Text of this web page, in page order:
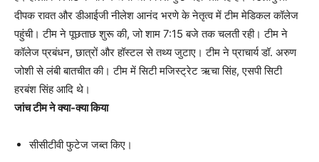
दीपक रावत और डीआईजी नीलेश आनंद भरणे के नेतृत्व में टीम मेडिकल कॉलेज
पहुंची। टीम ने पूछताछ शुरू की, जो शाम 7:15 बजे तक चलती रही। टीम ने
कॉलेज प्रबंधन, छात्रों और हॉस्टल से तथ्य जुटाए। टीम ने प्राचार्य डॉ. अरुण
जोशी से लंबी बातचीत की। टीम में सिटी मजिस्ट्रेट ऋचा सिंह, एसपी सिटी
हरबंश सिंह आदि थे।
जांच टीम ने क्या-क्या किया
सीसीटीवी फुटेज जब्त किए।